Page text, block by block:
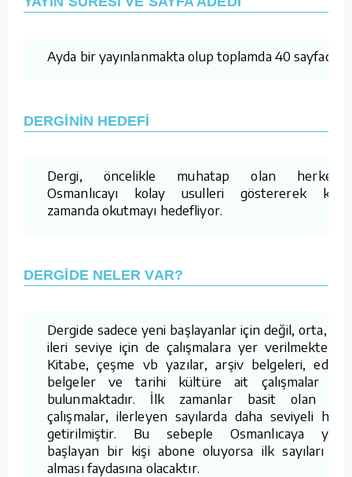
Ayda bir yayınlanmakta olup toplamda 40 sayfadır.
DERGİNİN HEDEFİ
Dergi, öncelikle muhatap olan herkese
Osmanlıcayı kolay usulleri göstererek kısa
zamanda okutmayı hedefliyor.
DERGİDE NELER VAR?
Dergide sadece yeni başlayanlar için değil, orta, iyi,
ileri seviye için de çalışmalara yer verilmektedir.
Kitabe, çeşme vb yazılar, arşiv belgeleri, edebi
belgeler ve tarihi kültüre ait çalışmalar da
bulunmaktadır. İlk zamanlar basit olan bu
çalışmalar, ilerleyen sayılarda daha seviyeli hale
getirilmiştir. Bu sebeple Osmanlıcaya yeni
başlayan bir kişi abone oluyorsa ilk sayıları da
alması faydasına olacaktır.